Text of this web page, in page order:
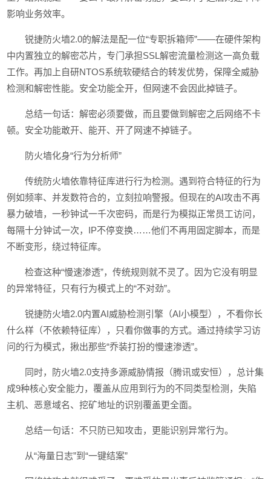
影响业务效率。
锐捷防火墙2.0的解法是配一位“专职拆箱师”——在硬件架构
中内置独立的解密芯片，专门承担SSL解密流量检测这一高负载
工作。再加上自研NTOS系统软硬结合的转发优势，保障全威胁
检测和解密性能。安全功能全开，但网速不会因此掉链子。
总结一句话：解密必须要做，而且要做到解密之后网络不卡
顿。安全功能敢开、能开、开了网速不掉链子。
防火墙化身“行为分析师”
传统防火墙依靠特征库进行行为检测。遇到符合特征的行为
例如频率、并发数符合的，立刻拉响警报。但现在的AI攻击不再
暴力破墙，一秒钟试一千次密码，而是行为模拟正常员工访问，
每隔十分钟试一次，IP不停变换……他们不再用固定脚本，而是
不断变形，绕过特征库。
检查这种“慢速渗透”，传统规则就不灵了。因为它没有明显
的异常特征，只有行为模式上的“不对劲”。
锐捷防火墙2.0内置AI威胁检测引擎（AI小模型），不看你长
什么样（不依赖特征库），只看你做事的方式。通过持续学习访
问的行为模式，揪出那些“乔装打扮的慢速渗透”。
同时，防火墙2.0支持多源威胁情报（腾讯或安恒），总计集
成9种核心安全能力，覆盖从应用到行为的不同类型检测，失陷
主机、恶意域名、挖矿地址的识别覆盖更全面。
总结一句话：不只防已知攻击，更能识别异常行为。
从“海量日志”到“一键结案”